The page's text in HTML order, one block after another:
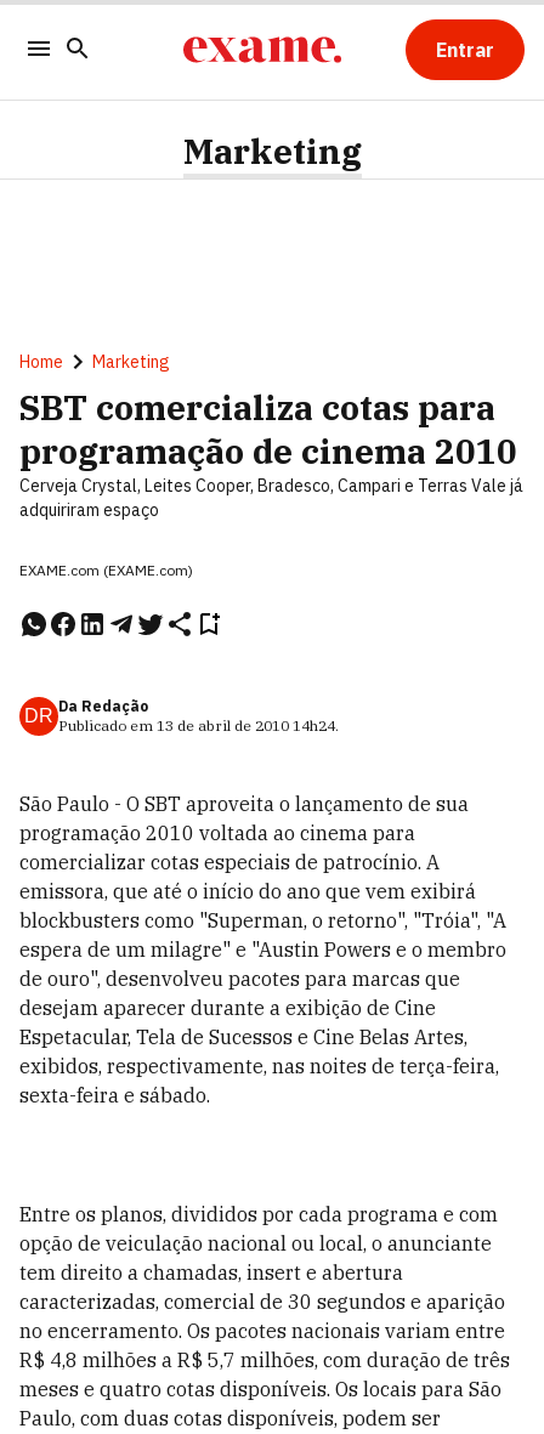
Entrar
Marketing
Home Marketing
SBT comercializa cotas para
programação de cinema 2010
Cerveja Crystal, Leites Cooper, Bradesco, Campari e Terras Vale já
adquiriram espaço
EXAME.com (EXAME.com)
DR Da Redação
Publicado em 13 de abril de 2010 14h24.
São Paulo - O SBT aproveita o lançamento de sua
programação 2010 voltada ao cinema para
comercializar cotas especiais de patrocínio. A
emissora, que até o início do ano que vem exibirá
blockbusters como "Superman, o retorno", "Tróia", "A
espera de um milagre" e "Austin Powers e o membro
de ouro", desenvolveu pacotes para marcas que
desejam aparecer durante a exibição de Cine
Espetacular, Tela de Sucessos e Cine Belas Artes,
exibidos, respectivamente, nas noites de terça-feira,
sexta-feira e sábado.
Entre os planos, divididos por cada programa e com
opção de veiculação nacional ou local, o anunciante
tem direito a chamadas, insert e abertura
caracterizadas, comercial de 30 segundos e aparição
no encerramento. Os pacotes nacionais variam entre
R$ 4,8 milhões a R$ 5,7 milhões, com duração de três
meses e quatro cotas disponíveis. Os locais para São
Paulo, com duas cotas disponíveis, podem ser